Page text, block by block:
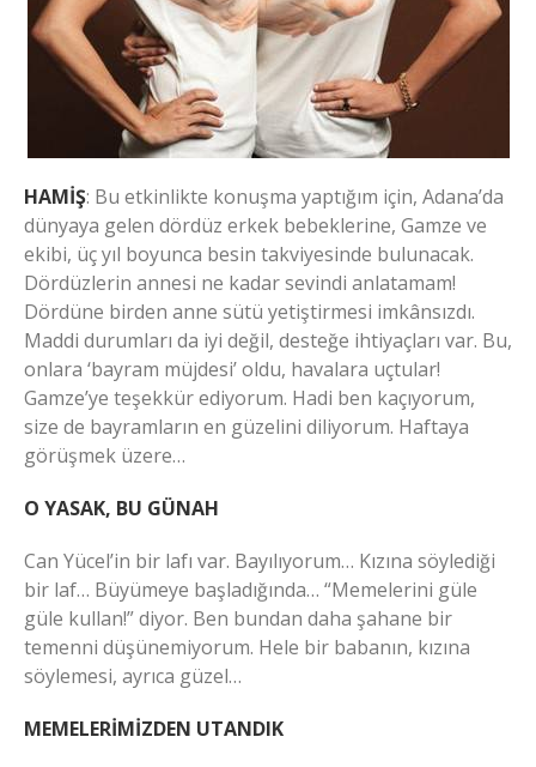
HAMİŞ: Bu etkinlikte konuşma yaptığım için, Adana’da
dünyaya gelen dördüz erkek bebeklerine, Gamze ve
ekibi, üç yıl boyunca besin takviyesinde bulunacak.
Dördüzlerin annesi ne kadar sevindi anlatamam!
Dördüne birden anne sütü yetiştirmesi imkânsızdı.
Maddi durumları da iyi değil, desteğe ihtiyaçları var. Bu,
onlara ‘bayram müjdesi’ oldu, havalara uçtular!
Gamze’ye teşekkür ediyorum. Hadi ben kaçıyorum,
size de bayramların en güzelini diliyorum. Haftaya
görüşmek üzere…
O YASAK, BU GÜNAH
Can Yücel’in bir lafı var. Bayılıyorum… Kızına söylediği
bir laf… Büyümeye başladığında… “Memelerini güle
güle kullan!” diyor. Ben bundan daha şahane bir
temenni düşünemiyorum. Hele bir babanın, kızına
söylemesi, ayrıca güzel…
MEMELERİMİZDEN UTANDIK